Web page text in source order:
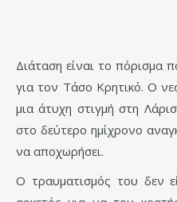
Διάταση είναι το πόρισμα
για τον Τάσο Κρητικό. Ο
μια άτυχη στιγμή στη
στο δεύτερο ημίχρονο
να αποχωρήσει.
Ο τραυματισμός του δεν